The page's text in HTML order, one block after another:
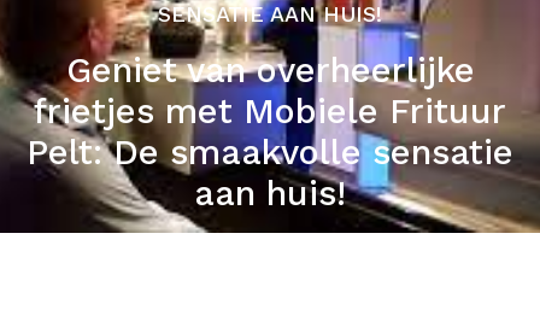
SENSATIE AAN HUIS!
Geniet van overheerlijke
frietjes met Mobiele Frituur
Pelt: De smaakvolle sensatie
aan huis!